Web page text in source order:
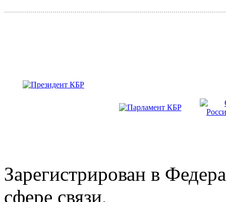
Зарегистрирован в
сфере связи,